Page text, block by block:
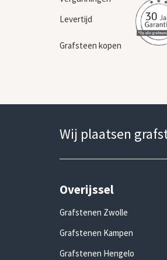
Levertijd
Grafsteen kopen
Wij plaatsen
Overijssel
Grafstenen Zwolle
Grafstenen Kampen
Grafstenen Hengelo